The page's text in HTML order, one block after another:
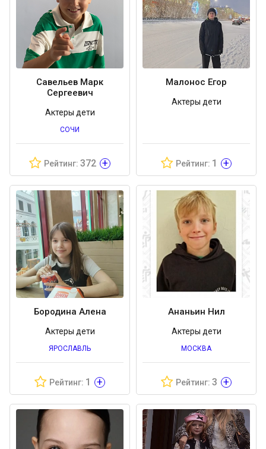
Савельев Марк
Сергеевич
Актеры дети
СОЧИ
Рейтинг: 372 +
Малонос Егор
Актеры дети
Рейтинг: 1 +
Бородина Алена
Актеры дети
ЯРОСЛАВЛЬ
Рейтинг: 1 +
Ананьин Нил
Актеры дети
МОСКВА
Рейтинг: 3 +